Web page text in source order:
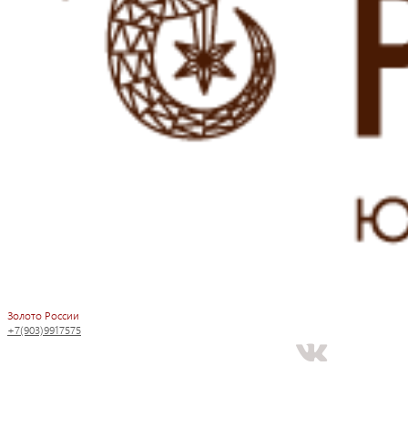
Золото России
+7(903)9917575